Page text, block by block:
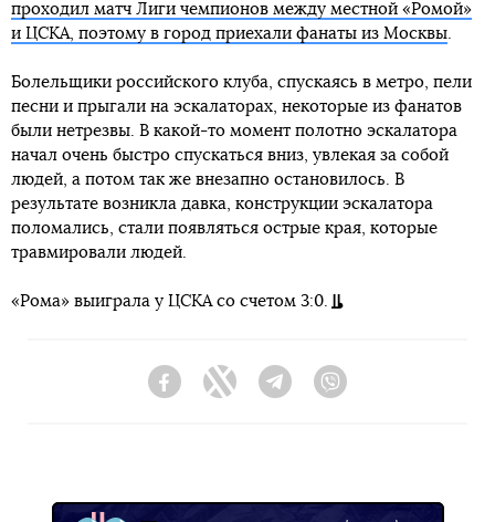
проходил матч Лиги чемпионов между местной «Ромой»
и ЦСКА, поэтому в город приехали фанаты из Москвы.
Болельщики российского клуба, спускаясь в метро, пели
песни и прыгали на эскалаторах, некоторые из фанатов
были нетрезвы. В какой-то момент полотно эскалатора
начал очень быстро спускаться вниз, увлекая за собой
людей, а потом так же внезапно остановилось. В
результате возникла давка, конструкции эскалатора
поломались, стали появляться острые края, которые
травмировали людей.
«Рома» выиграла у ЦСКА со счетом 3:0.
FacebookTwitter Telegram